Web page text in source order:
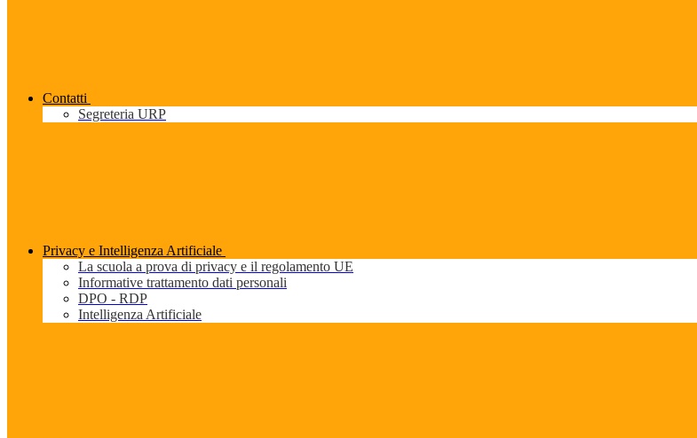
Contatti
Segreteria URP
Privacy e Intelligenza Artificiale
La scuola a prova di privacy e il regolamento UE
Informative trattamento dati personali
DPO - RDP
Intelligenza Artificiale